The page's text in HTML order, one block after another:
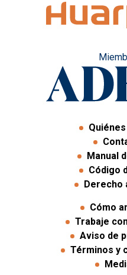
Manual
Código
Derecho
Cómo
Trabaje
Aviso de
Términos y